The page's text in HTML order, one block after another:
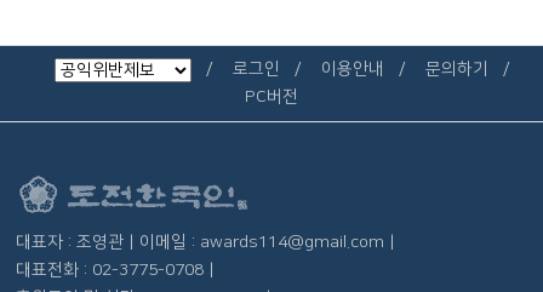
로그인 이용안내
문의하기
PC버전
대표자 : 조영관 | 이메일 : awards114@gmail.com |
대표전화 : 02-3775-0708 |